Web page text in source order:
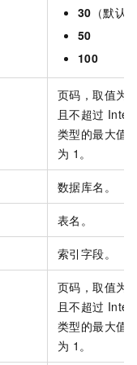
30 （默认
50
100
页码，取值为
且不超过
类型的最大值
为 1。
数据库名。
表名。
索引字段。
页码，取值为
且不超过
类型的最大值
为 1。